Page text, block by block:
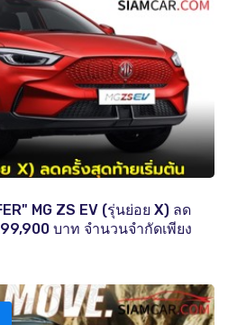
MG ZS EV (รุ่นย่อย X) ลด
บาท จำนวนจำกัดเพียง